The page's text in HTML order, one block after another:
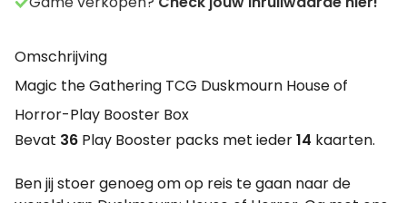
Omschrijving
Magic the Gathering TCG Duskmourn House of
Horror-Play Booster Box
Bevat 36 Play Booster packs met ieder14 kaarten.
Ben jij stoer genoeg om op reis te gaan naar de